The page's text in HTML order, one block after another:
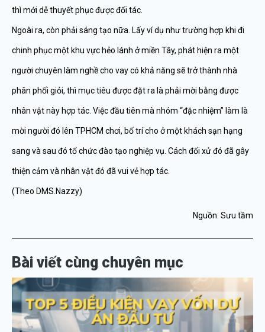
thì mới dễ thuyết phục được đối tác.
Ngoài ra, còn phải sáng tạo nữa. Lấy ví dụ như trường hợp khi đi
chinh phục một khu vực hẻo lánh ở miền Tây, phát hiện ra một
người chuyên làm nghề cho vay có khả năng sẽ trở thành nhà
phân phối giỏi, thì mục tiêu được đặt ra là phải mời bằng được
nhân vật này hợp tác. Việc đầu tiên mà nhóm “đặc nhiệm” làm là
mời người đó lên TPHCM chơi, bố trí cho ở một khách sạn hạng
sang và sau đó tổ chức đào tạo nghiệp vụ. Cách đối xử đó đã gây
thiện cảm và nhân vật đó đã vui vẻ hợp tác.
(Theo DMS.Nazzy)
Nguồn: Sưu tầm
Bài viết cùng chuyên mục